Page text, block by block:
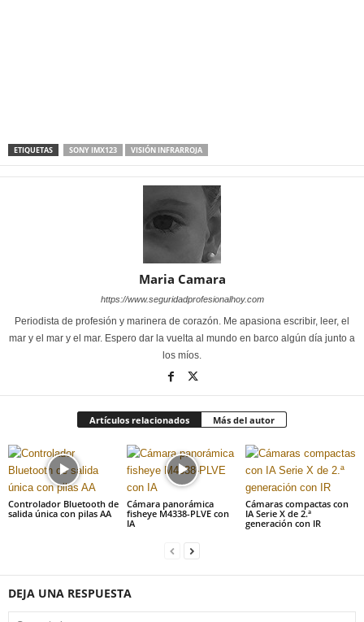
ETIQUETAS SONY IMX123 VISIÓN INFRARROJA
Maria Camara
https://www.seguridadprofesionalhoy.com
Periodista de profesión y marinera de corazón. Me apasiona escribir, leer, el
mar y el mar y el mar. Espero dar la vuelta al mundo en barco algún día junto a
los míos.
Artículos relacionados Más del autor
Controlador Bluetooth de
salida única con pilas AA
Cámara panorámica
fisheye M4338-PLVE con
IA
Cámaras compactas con
IA Serie X de 2.ª
generación con IR
DEJA UNA RESPUESTA